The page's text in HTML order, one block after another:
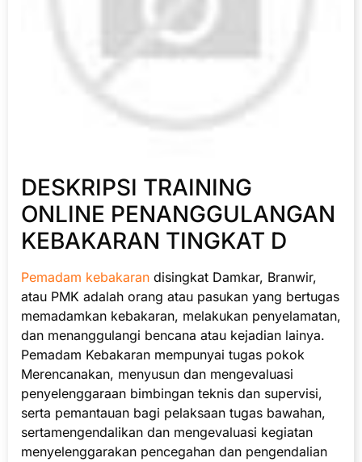
DESKRIPSI TRAINING
ONLINE PENANGGULANGAN
KEBAKARAN TINGKAT D
Pemadam kebakaran disingkat Damkar, Branwir,
atau PMK adalah orang atau pasukan yang bertugas
memadamkan kebakaran, melakukan penyelamatan,
dan menanggulangi bencana atau kejadian lainya.
Pemadam Kebakaran mempunyai tugas pokok
Merencanakan, menyusun dan mengevaluasi
penyelenggaraan bimbingan teknis dan supervisi,
serta pemantauan bagi pelaksaan tugas bawahan,
sertamengendalikan dan mengevaluasi kegiatan
menyelenggarakan pencegahan dan pengendalian